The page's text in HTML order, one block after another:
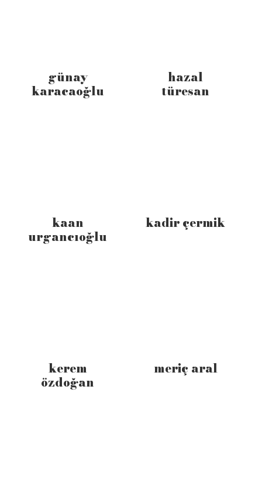
günay
karacaoğlu
hazal
türesan
kaan
urgancıoğlu
kadir çermik
kerem
özdoğan
meriç aral